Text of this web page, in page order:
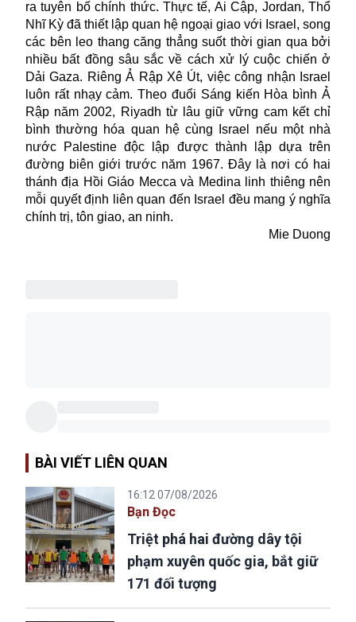
ra tuyên bố chính thức. Thực tế, Ai Cập, Jordan, Thổ
Nhĩ Kỳ đã thiết lập quan hệ ngoại giao với Israel, song
các bên leo thang căng thẳng suốt thời gian qua bởi
nhiều bất đồng sâu sắc về cách xử lý cuộc chiến ở
Dải Gaza. Riêng Ả Rập Xê Út, việc công nhận Israel
luôn rất nhạy cảm. Theo đuổi Sáng kiến Hòa bình Ả
Rập năm 2002, Riyadh từ lâu giữ vững cam kết chỉ
bình thường hóa quan hệ cùng Israel nếu một nhà
nước Palestine độc lập được thành lập dựa trên
đường biên giới trước năm 1967. Đây là nơi có hai
thánh địa Hồi Giáo Mecca và Medina linh thiêng nên
mỗi quyết định liên quan đến Israel đều mang ý nghĩa
chính trị, tôn giao, an ninh.
Mie Duong
BÀI VIẾT LIÊN QUAN
16:12 07/08/2026
Bạn Đọc
Triệt phá hai đường dây tội
phạm xuyên quốc gia, bắt giữ
171 đối tượng